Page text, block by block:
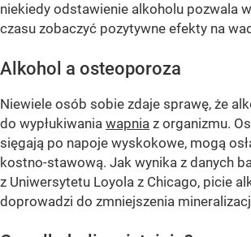
niekiedy odstawienie alkoholu pozwala
czasu zobaczyć pozytywne efekty na
Alkohol a osteoporoza
Niewiele osób sobie zdaje sprawę, że
do wypłukiwania wapnia z organizmu.
sięgają po napoje wyskokowe, mogą
kostno-stawową. Jak wynika z danych
z Uniwersytetu Loyola z Chicago, picie
doprowadzi do zmniejszenia